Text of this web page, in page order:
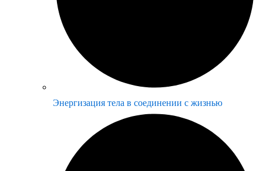
Энергизация тела в соединении с жизнью